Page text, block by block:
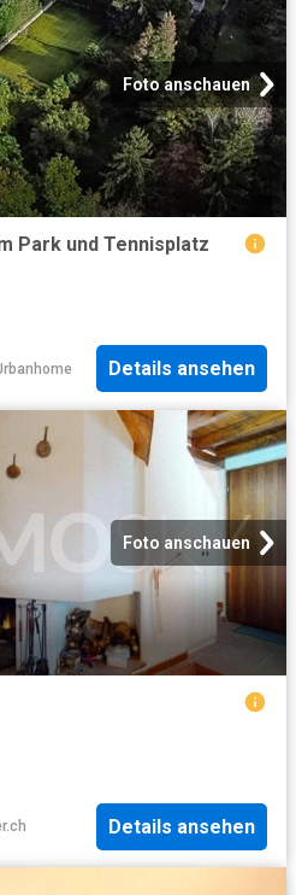
Foto anschauen
Park und Tennisplatz
Details ansehen
Foto anschauen
Details ansehen